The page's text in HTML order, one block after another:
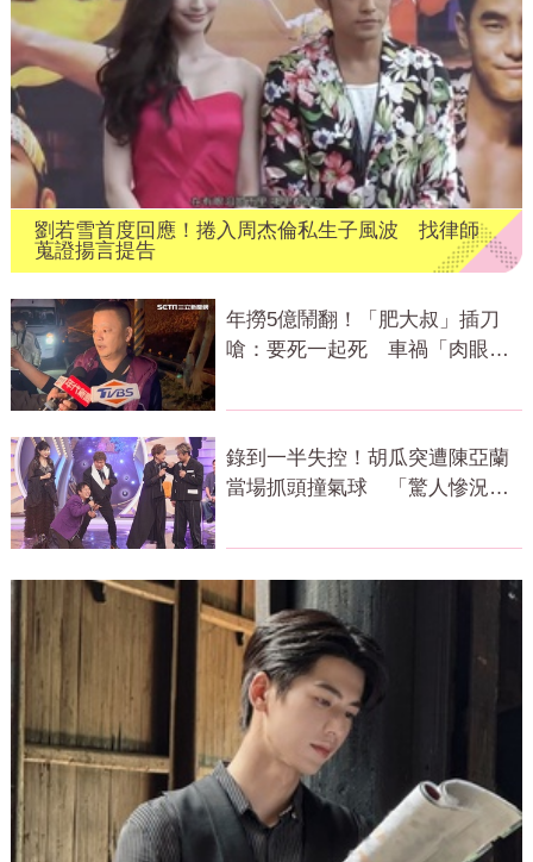
劉若雪首度回應！捲入周杰倫私生子風波 找律師
蒐證揚言提告
年撈5億鬧翻！「肥大叔」插刀
嗆：要死一起死 車禍「肉眼酒
錄到一半失控！胡瓜突遭陳亞蘭
當場抓頭撞氣球 「驚人慘況」